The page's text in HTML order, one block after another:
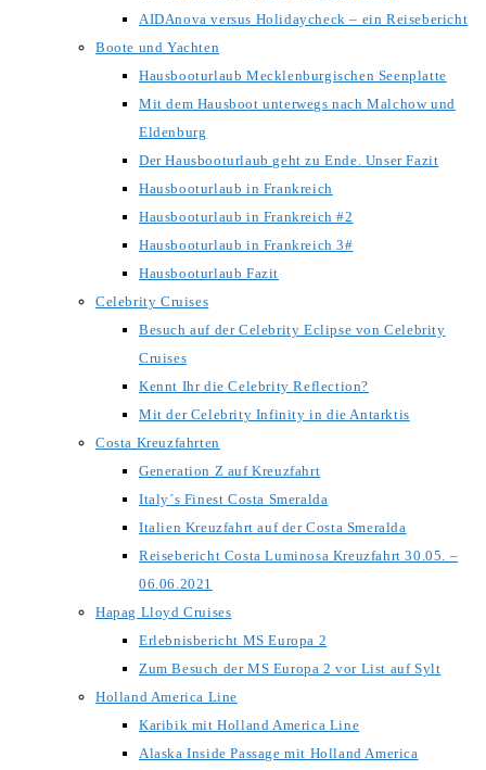
AIDAnova versus Holidaycheck – ein Reisebericht
Boote und Yachten
Hausbooturlaub Mecklenburgischen Seenplatte
Mit dem Hausboot unterwegs nach Malchow und
Eldenburg
Der Hausbooturlaub geht zu Ende. Unser Fazit
Hausbooturlaub in Frankreich
Hausbooturlaub in Frankreich #2
Hausbooturlaub in Frankreich 3#
Hausbooturlaub Fazit
Celebrity Cruises
Besuch auf der Celebrity Eclipse von Celebrity
Cruises
Kennt Ihr die Celebrity Reflection?
Mit der Celebrity Infinity in die Antarktis
Costa Kreuzfahrten
Generation Z auf Kreuzfahrt
Italy´s Finest Costa Smeralda
Italien Kreuzfahrt auf der Costa Smeralda
Reisebericht Costa Luminosa Kreuzfahrt 30.05. –
06.06.2021
Hapag Lloyd Cruises
Erlebnisbericht MS Europa 2
Zum Besuch der MS Europa 2 vor List auf Sylt
Holland America Line
Karibik mit Holland America Line
Alaska Inside Passage mit Holland America